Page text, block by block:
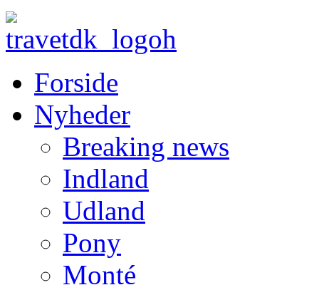
Forside
Nyheder
Breaking news
Indland
Udland
Pony
Monté